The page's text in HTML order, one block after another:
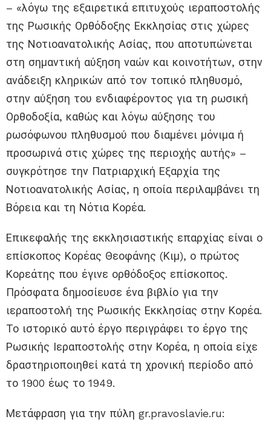
– «λόγω της εξαιρετικά επιτυχούς ιεραποστολής
της Ρωσικής Ορθόδοξης Εκκλησίας στις χώρες
της Νοτιοανατολικής Ασίας, που αποτυπώνεται
στη σημαντική αύξηση ναών και κοινοτήτων, στην
ανάδειξη κληρικών από τον τοπικό πληθυσμό,
στην αύξηση του ενδιαφέροντος για τη ρωσική
Ορθοδοξία, καθώς και λόγω αύξησης του
ρωσόφωνου πληθυσμού που διαμένει μόνιμα ή
προσωρινά στις χώρες της περιοχής αυτής» –
συγκρότησε την Πατριαρχική Εξαρχία της
Νοτιοανατολικής Ασίας, η οποία περιλαμβάνει τη
Βόρεια και τη Νότια Κορέα.
Επικεφαλής της εκκλησιαστικής επαρχίας είναι ο
επίσκοπος Κορέας Θεοφάνης (Κιμ), ο πρώτος
Κορεάτης που έγινε ορθόδοξος επίσκοπος.
Πρόσφατα δημοσίευσε ένα βιβλίο για την
ιεραποστολή της Ρωσικής Εκκλησίας στην Κορέα.
Το ιστορικό αυτό έργο περιγράφει το έργο της
Ρωσικής Ιεραποστολής στην Κορέα, η οποία είχε
δραστηριοποιηθεί κατά τη χρονική περίοδο από
το 1900 έως το 1949.
Μετάφραση για την πύλη gr.pravoslavie.ru: